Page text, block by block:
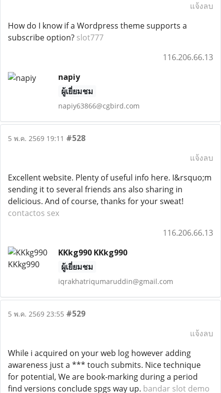
แจ้งลบ
How do I know if a Wordpress theme supports a
subscribe option? slot777
116.206.66.13
napiy
ผู้เยี่ยมชม
napiy63866@cgbird.com
5 พ.ค. 2569 19:11 #528
แจ้งลบ
Excellent website. Plenty of useful info here. I&rsquo;m
sending it to several friends ans also sharing in
delicious. And of course, thanks for your sweat!
contactos sex
116.206.66.13
KKkg990 KKkg990
ผู้เยี่ยมชม
iqrakhatriqumaruddin@gmail.com
5 พ.ค. 2569 23:55 #529
แจ้งลบ
While i acquired on your web log however adding
awareness just a *** touch submits. Nice technique
for potential, We are book-marking during a period
find versions conclude spgs way up. bandar slot demo